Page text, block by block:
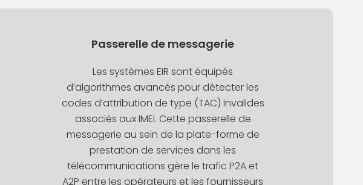
Passerelle de messagerie
Les systèmes EIR sont équipés
d’algorithmes avancés pour détecter les
codes d’attribution de type (TAC) invalides
associés aux IMEI. Cette passerelle de
messagerie au sein de la plate-forme de
prestation de services dans les
télécommunications gère le trafic P2A et
A2P entre les opérateurs et les fournisseurs